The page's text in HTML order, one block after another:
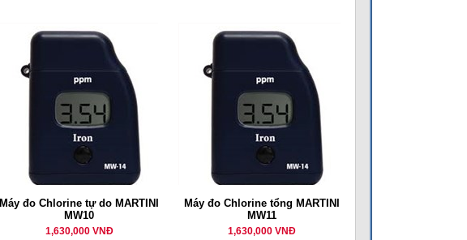
Máy đo Chlorine tự do MARTINI
MW10
1,630,000 VNĐ
Máy đo Chlorine tổng MARTINI
MW11
1,630,000 VNĐ